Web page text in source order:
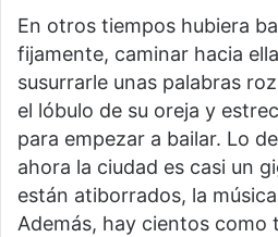
En otros tiempos hubiera
fijamente, caminar hacia
susurrarle unas palabras
el lóbulo de su oreja y
para empezar a bailar. Lo
ahora la ciudad es casi un
están atiborrados, la
Además, hay cientos como